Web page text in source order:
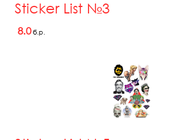
Sticker List №3
8.0б.р.